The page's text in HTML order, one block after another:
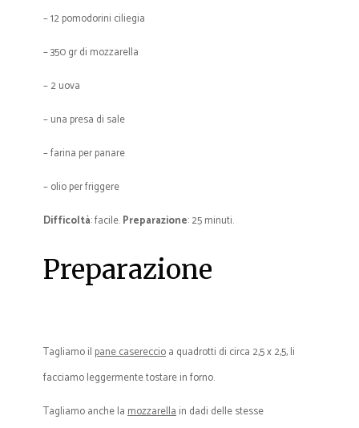
– 12 pomodorini ciliegia
– 350 gr di mozzarella
– 2 uova
– una presa di sale
– farina per panare
– olio per friggere
Difficoltà: facile.Preparazione: 25 minuti.
Preparazione
Tagliamo il pane casereccioa quadrotti di circa 2,5 x 2,5, li
facciamo leggermente tostare in forno.
Tagliamo anche lamozzarellain dadi delle stesse